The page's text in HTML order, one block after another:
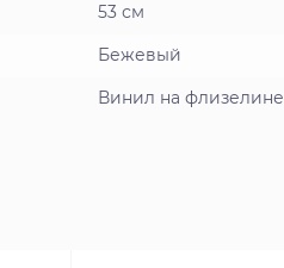
53 см
Бежевый
Винил на флизелине